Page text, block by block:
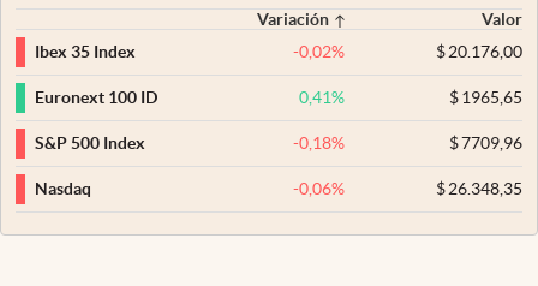
Variación
Valor
Ibex 35 Index
-0,02% $20.176,00
Euronext 100 ID 0,41% $1965,65
S&P 500 Index -0,18% $7709,96
Nasdaq -0,06% $26.348,35